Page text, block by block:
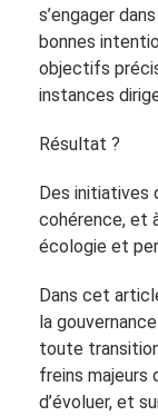
s’engager
bonnes
objectifs
instances
Résultat ?
Des initiatives
cohérence, et
écologie et
Dans cet
la
toute
freins majeurs
d’évoluer, et